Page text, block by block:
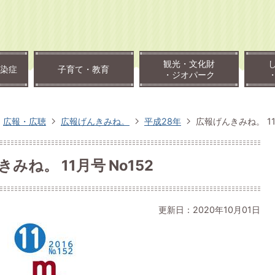
症 子育て・教育
観光・文化財
・ジオパーク
広報・広聴 広報げんきみね。 平成28年 広報げんきみね。
みね。 11月号 No152
更新日：2020年10月01日